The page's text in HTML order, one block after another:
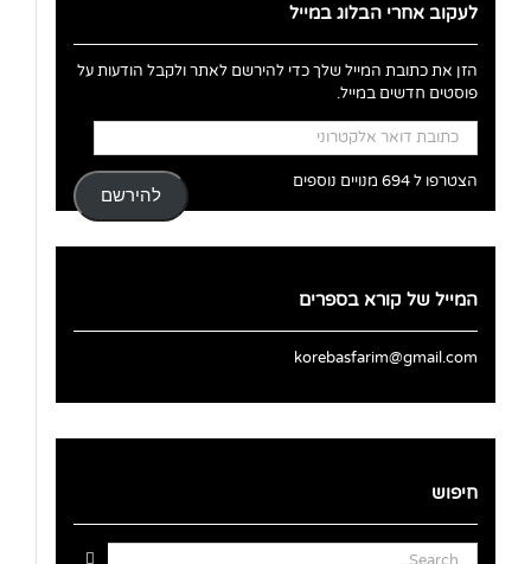
לעקוב אחרי הבלוג במייל
הזן את כתובת המייל שלך כדי להירשם לאתר ולקבל הודעות על
פוסטים חדשים במייל.
כתובת
דואר
אלקטרוני
להירשם
הצטרפו ל 694 מנויים נוספים
המייל של קורא בספרים
korebasfarim@gmail.com
חיפוש
Search